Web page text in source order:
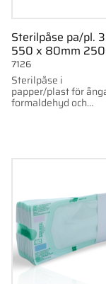
Sterilpåse pa/pl.
550 x 80mm
Sterilpåse i
papper/plast för
formaldehyd och
etylenoxid. Indikatorer
7126